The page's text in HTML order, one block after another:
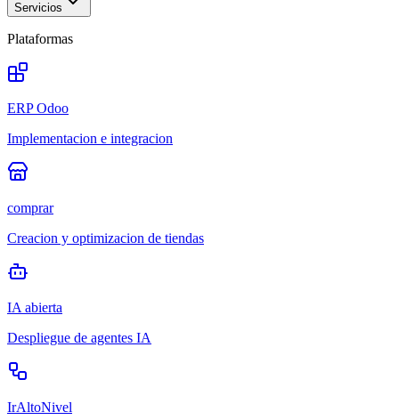
Servicios
Plataformas
ERP Odoo
Implementacion e integracion
comprar
Creacion y optimizacion de tiendas
IA abierta
Despliegue de agentes IA
IrAltoNivel